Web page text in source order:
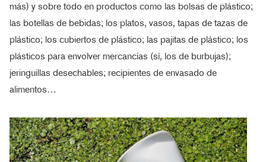
más) y sobre todo en productos como las bolsas de plástico;
las botellas de bebidas; los platos, vasos, tapas de tazas de
plástico; los cubiertos de plástico; las pajitas de plástico; los
plásticos para envolver mercancías (sí, los de burbujas);
jeringuillas desechables; recipientes de envasado de
alimentos…